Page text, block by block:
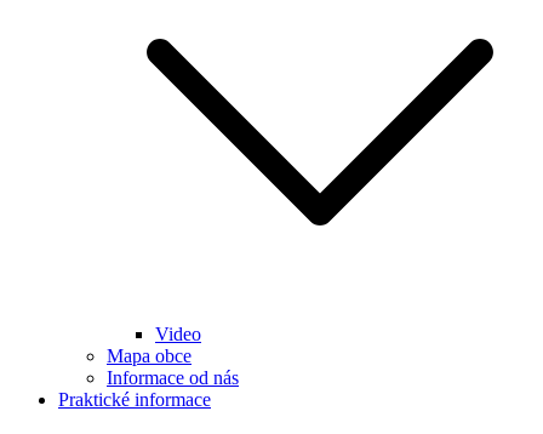
Video
Mapa obce
Informace od nás
Praktické informace